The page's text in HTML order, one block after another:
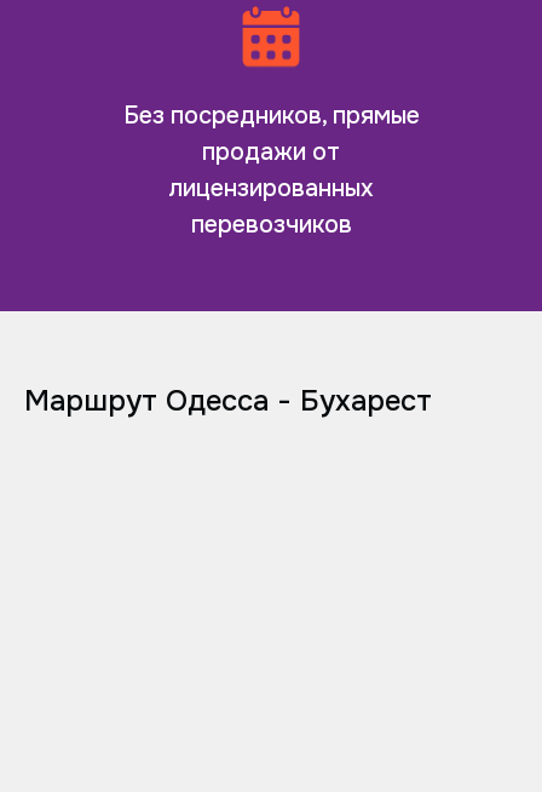
Без посредников, прямые
продажи от
лицензированных
перевозчиков
Маршрут Одесса - Бухарест